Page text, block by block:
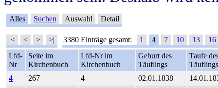
Alles Suchen Auswahl Detail
|< < > >| 3380 Einträge gesamt: 1 4 7 10 13
16
Lfd-
Nr
Seite im
Kirchenbuch
Lfd-Nr im
Kirchenbuch
Geburt des
Täuflings
Taufe
Täuflings
4
267 4 02.01.1838